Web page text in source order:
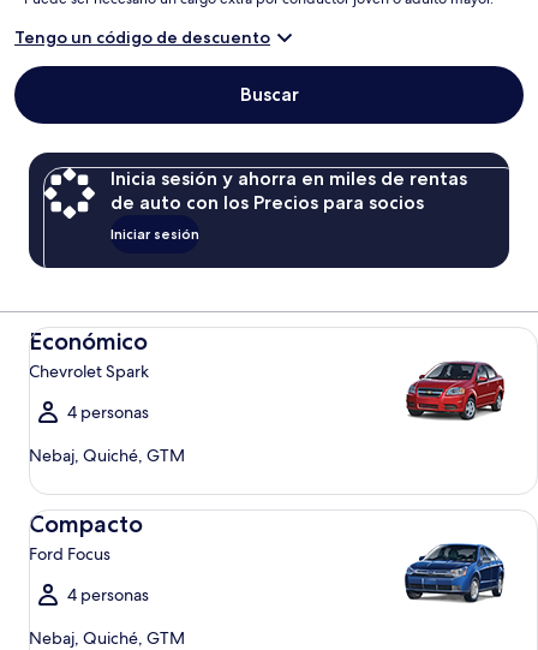
Tengo un código de descuento
Buscar
Inicia sesión y ahorra en miles de rentas
de auto con los Precios para socios
Iniciar sesión
Económico
Chevrolet Spark
4 personas
Nebaj, Quiché, GTM
Económico Chevrolet Spark
Compacto
Ford Focus
4 personas
Nebaj, Quiché, GTM
Compacto Ford Focus